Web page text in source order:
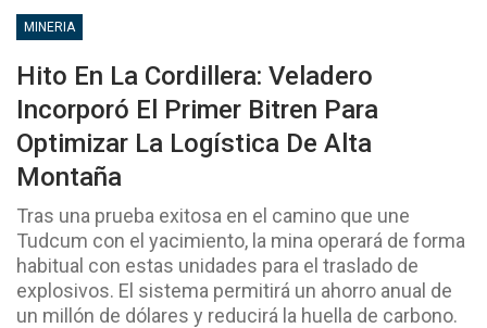
MINERIA
Hito En La Cordillera: Veladero
Incorporó El Primer Bitren Para
Optimizar La Logística De Alta
Montaña
Tras una prueba exitosa en el camino que une
Tudcum con el yacimiento, la mina operará de forma
habitual con estas unidades para el traslado de
explosivos. El sistema permitirá un ahorro anual de
un millón de dólares y reducirá la huella de carbono.